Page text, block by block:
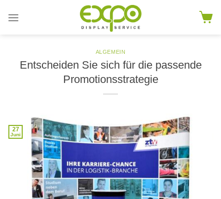
ALGEMEIN
Entscheiden Sie sich für die passende
Promotionsstrategie
27
Juni